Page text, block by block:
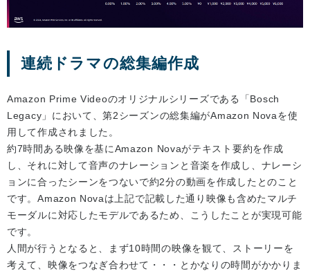
連続ドラマの総集編作成
Amazon Prime Videoのオリジナルシリーズである「Bosch
Legacy」において、第2シーズンの総集編がAmazon Novaを使
用して作成されました。
約7時間ある映像を基にAmazon Novaがテキスト要約を作成
し、それに対して音声のナレーションと音楽を作成し、ナレーシ
ョンに合ったシーンをつないで約2分の動画を作成したとのこと
です。Amazon Novaは上記で記載した通り映像も含めたマルチ
モーダルに対応したモデルであるため、こうしたことが実現可能
です。
人間が行うとなると、まず10時間の映像を観て、ストーリーを
考えて、映像をつなぎ合わせて・・・とかなりの時間がかかりま